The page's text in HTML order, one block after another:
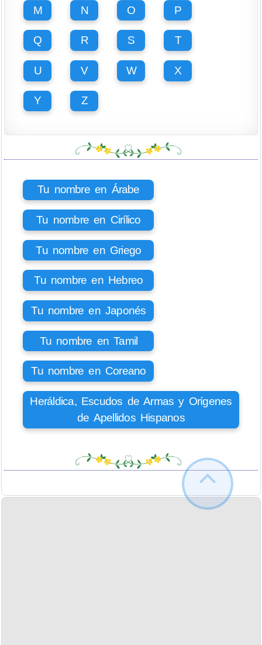
M N O P
Q R S T
U V W X
Y Z
Tu nombre en Árabe
Tu nombre en Cirílico
Tu nombre en Griego
Tu nombre en Hebreo
Tu nombre en Japonés
Tu nombre en Tamil
Tu nombre en Coreano
Heráldica, Escudos de Armas y Orígenes
de Apellidos Hispanos